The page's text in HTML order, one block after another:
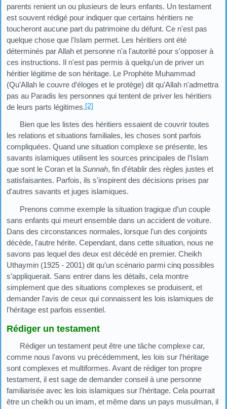
parents renient un ou plusieurs de leurs enfants. Un testament
est souvent rédigé pour indiquer que certains héritiers ne
toucheront aucune part du patrimoine du défunt. Ce n'est pas
quelque chose que l'Islam permet. Les héritiers ont été
déterminés par Allah et personne n'a l'autorité pour s'opposer à
ces instructions. Il n'est pas permis à quelqu'un de priver un
héritier légitime de son héritage. Le Prophète Muhammad
(Qu’Allah le couvre d’éloges et le protège) dit qu'Allah n'admettra
pas au Paradis les personnes qui tentent de priver les héritiers
de leurs parts légitimes.[2]
Bien que les listes des héritiers essaient de couvrir toutes
les relations et situations familiales, les choses sont parfois
compliquées. Quand une situation complexe se présente, les
savants islamiques utilisent les sources principales de l’Islam
que sont le Coran et la Sunnah, fin d'établir des règles justes et
satisfaisantes. Parfois, ils s'inspirent des décisions prises par
d'autres savants et juges islamiques.
Prenons comme exemple la situation tragique d’un couple
sans enfants qui meurt ensemble dans un accident de voiture.
Dans des circonstances normales, lorsque l'un des conjoints
décède, l'autre hérite. Cependant, dans cette situation, nous ne
savons pas lequel des deux est décédé en premier. Cheikh
Uthaymin (1925 - 2001) dit qu’un scénario parmi cinq possibles
s’appliquerait. Sans entrer dans les détails, cela montre
simplement que des situations complexes se produisent, et
demander l'avis de ceux qui connaissent les lois islamiques de
l'héritage est parfois essentiel.
Rédiger un testament
Rédiger un testament peut être une tâche complexe car,
comme nous l'avons vu précédemment, les lois sur l'héritage
sont complexes et multiformes. Avant de rédiger ton propre
testament, il est sage de demander conseil à une personne
familiarisée avec les lois islamiques sur l'héritage. Cela pourrait
être un cheikh ou un imam, et même dans un pays musulman, il